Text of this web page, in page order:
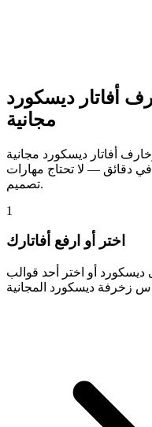
أفاتار ديسكورد
مجانية
أفاتار ديسكورد مجانية
دقائق — لا تحتاج مهارات
تصميم.
1
اختر أو ارفع أفاتارك
أو اختر أحد قوالب